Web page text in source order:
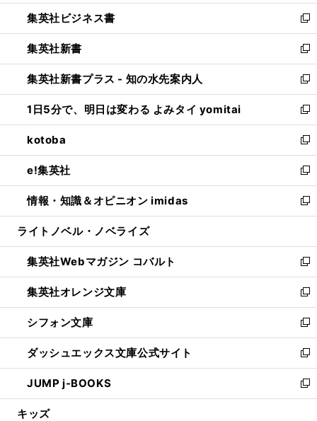
開
く
ウ
で
開
く
ン
ド
ウ
で
開
く
し
い
ウ
ィ
ン
ド
ウ
で
開
く
集英社ビジネス書
新
し
い
ウ
ィ
ン
ド
ウ
で
開
く
集英社新書
新
し
い
ウ
ィ
ン
ド
ウ
で
開
く
集英社新書プラス - 知の水先案内人
新
し
い
ウ
ィ
ン
ド
ウ
で
開
1日5分で、明日は変わる よみタイ yomitai
新
し
い
ウ
ィ
ン
ド
ウ
開
く
kotoba
新
し
い
ウ
ィ
ン
ウ
で
開
く
e!集英社
新
し
い
ウ
ン
ド
ウ
で
開
く
情報・知識＆オピニオン imidas
新
し
ウ
ィ
ン
ド
ウ
で
開
く
ライトノベル・ノベライズ
集英社Webマガジン コバルト
新
し
い
ウ
ィ
ン
ド
ウ
で
開
集英社オレンジ文庫
新
し
い
ウ
ィ
ン
ド
ウ
シフォン文庫
新
し
い
ウ
ィ
ン
ダッシュエックス文庫公式サイト
新
し
い
ウ
JUMP j-BOOKS
新
し
キッズ